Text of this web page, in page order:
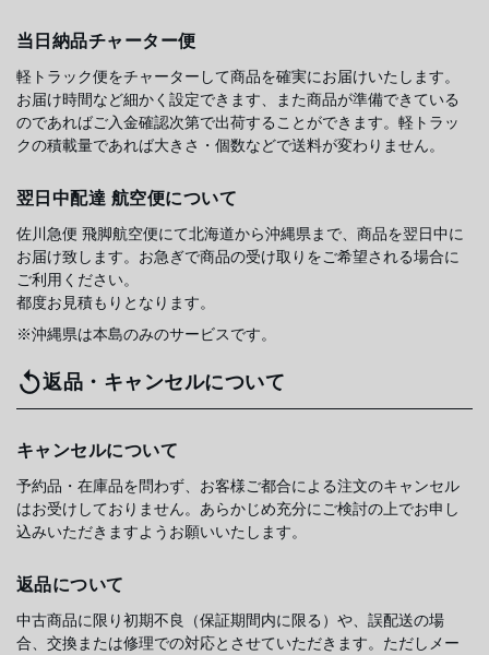
当日納品チャーター便
軽トラック便をチャーターして商品を確実にお届けいたします。
お届け時間など細かく設定できます、また商品が準備できている
のであればご入金確認次第で出荷することができます。軽トラッ
クの積載量であれば大きさ・個数などで送料が変わりません。
翌日中配達 航空便について
佐川急便 飛脚航空便にて北海道から沖縄県まで、商品を翌日中に
お届け致します。お急ぎで商品の受け取りをご希望される場合に
ご利用ください。
都度お見積もりとなります。
※沖縄県は本島のみのサービスです。
返品・キャンセルについて
キャンセルについて
予約品・在庫品を問わず、お客様ご都合による注文のキャンセル
はお受けしておりません。あらかじめ充分にご検討の上でお申し
込みいただきますようお願いいたします。
返品について
中古商品に限り初期不良（保証期間内に限る）や、誤配送の場
合、交換または修理での対応とさせていただきます。ただしメー